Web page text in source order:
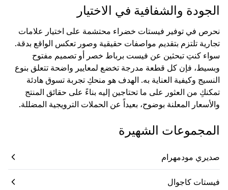
الجودة والشفافية في الاختيار
نحرص في توفير فيستات خضراء محتشمة على اختيار علامات
تجارية تلتزم بتقديم مواصفات حقيقية وصور تعكس الواقع بدقة.
سواء كنتِ تبحثين عن فيست برباط خصر أو تصميم مفتوح
وبسيط، فإن كل قطعة مدرجة تخضع لمعايير واضحة تتعلق بنوع
النسيج وكيفية العناية به. الهدف هو منحكِ تجربة تسوق هادئة
تمكنكِ من العثور على ما تحتاجين إليه بناءً على حقائق المنتج
والأسعار المعلنة بوضوح، بعيداً عن الحملات الترويجية المضللة.
المجموعات الشهيرة
صديري مودمهرام
فيستات كاجوال